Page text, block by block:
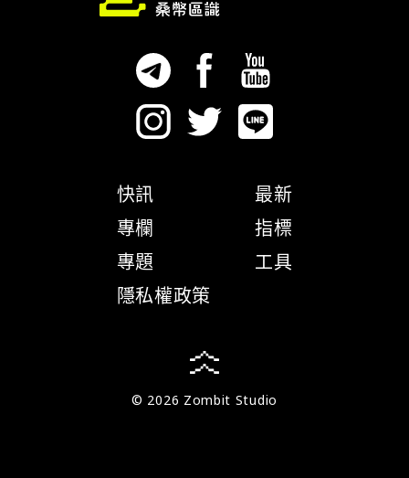
快訊
專欄
專題
隱私權政策
最新
指標
工具
© 2026 Zombit Studio